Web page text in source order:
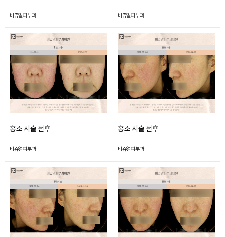
비쥬얼피부과 비쥬얼피부과
홍조 시술 전후
비쥬얼피부과
홍조 시술 전후
비쥬얼피부과